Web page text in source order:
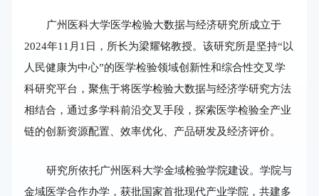
广州医科大学医学检验大数据与经济研究所成立于
2024年11月1日，所长为梁耀铭教授。该研究所是坚持“以
人民健康为中心”的医学检验领域创新性和综合性交叉学
科研究平台，聚焦于将医学检验大数据与经济学研究方法
相结合，通过多学科前沿交叉手段，探索医学检验全产业
链的创新资源配置、效率优化、产品研发及经济评价。
研究所依托广州医科大学金域检验学院建设。学院与
金域医学合作办学，获批国家首批现代产业学院，共建多